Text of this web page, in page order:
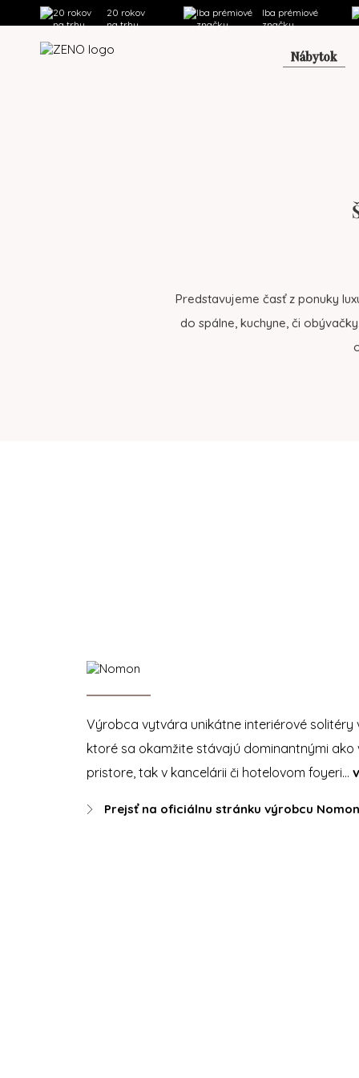
20 rokov
na trhu
Iba prémiové
značky
Nábytok
Predstavujeme časť z ponuky
do spálne, kuchyne, či
Výrobca vytvára unikátne interiérové solitéry
ktoré sa okamžite stávajú dominantnými ako
pristore, tak v kancelárii či hotelovom foyeri…
Prejsť na oficiálnu stránku výrobcu Nomon